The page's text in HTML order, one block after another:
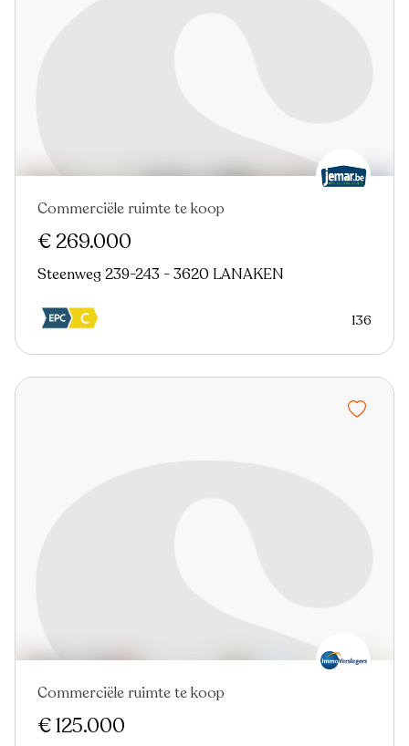
Commerciële ruimte te koop
€ 269.000
Steenweg 239-243 - 3620 LANAKEN
136
Commerciële ruimte te koop
€ 125.000